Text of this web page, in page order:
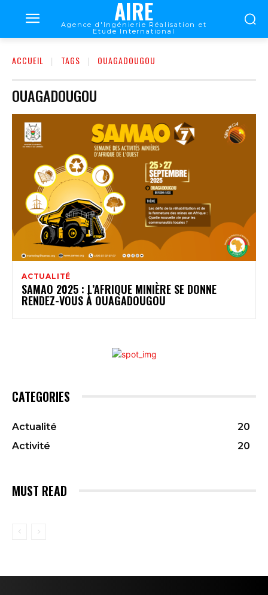
AIRE
Agence d'Ingénierie Réalisation et
Etude International
ACCUEIL TAGS OUAGADOUGOU
OUAGADOUGOU
ACTUALITÉ
SAMAO 2025 : L’AFRIQUE MINIÈRE SE DONNE
RENDEZ-VOUS À OUAGADOUGOU
CATEGORIES
Actualité
20
Activité
20
MUST READ